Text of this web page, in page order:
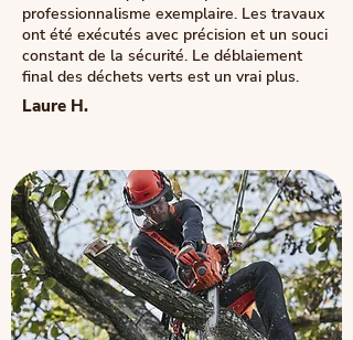
professionnalisme exemplaire. Les travaux
ont été exécutés avec précision et un souci
constant de la sécurité. Le déblaiement
final des déchets verts est un vrai plus.
Laure H.